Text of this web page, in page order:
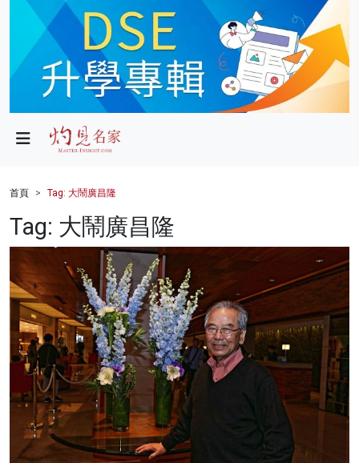
政局
財經
健康
商業
科技
影片
名家榜
灼見活動
關於我們
首頁 Tag: 大鬧廣昌隆
Tag: 大鬧廣昌隆